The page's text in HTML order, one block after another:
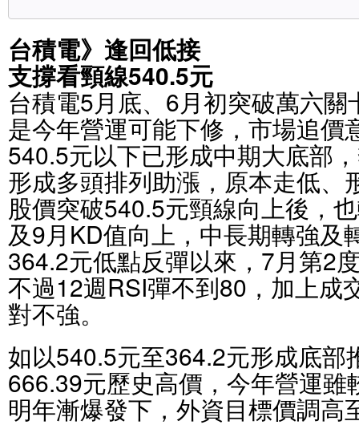
台積電》逢回低接
支撐看頸線540.5元
台積電5月底、6月初突破萬六
是今年營運可能下修，市場追價
540.5元以下已形成中期大底部
形成多頭排列助漲，原本走低、
股價突破540.5元頸線向上後，
及9月KD值向上，中長期轉強及
364.2元低點反彈以來，7月第2
不過12週RSI彈不到80，加上成
對不強。
如以540.5元至364.2元形成底部
666.39元歷史高價，今年營運雖
明年漸爆發下，外資目標價調高